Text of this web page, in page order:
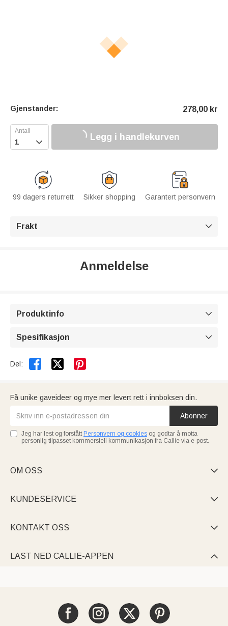
Gjenstander: 278,00 kr
 Legg i handlekurven
99 dagers returrett Sikker shopping Garantert personvern
Frakt 
Anmeldelse
Produktinfo 
Spesifikasjon 
Del:  
Få unike gaveideer og mye mer levert rett i innboksen din.
Abonner
Jeg har lest og forstått Personvern og cookies og godtar å motta
personlig tilpasset kommersiell kommunikasjon fra Callie via e-post.
OM OSS 
KUNDESERVICE 
KONTAKT OSS 
LAST NED CALLIE-APPEN 